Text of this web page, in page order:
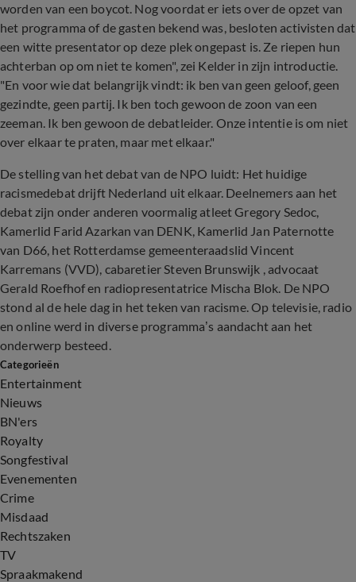
worden van een boycot. Nog voordat er iets over de opzet van
het programma of de gasten bekend was, besloten activisten dat
een witte presentator op deze plek ongepast is. Ze riepen hun
achterban op om niet te komen", zei Kelder in zijn introductie.
"En voor wie dat belangrijk vindt: ik ben van geen geloof, geen
gezindte, geen partij. Ik ben toch gewoon de zoon van een
zeeman. Ik ben gewoon de debatleider. Onze intentie is om niet
over elkaar te praten, maar met elkaar."
De stelling van het debat van de NPO luidt: Het huidige
racismedebat drijft Nederland uit elkaar. Deelnemers aan het
debat zijn onder anderen voormalig atleet Gregory Sedoc,
Kamerlid Farid Azarkan van DENK, Kamerlid Jan Paternotte
van D66, het Rotterdamse gemeenteraadslid Vincent
Karremans (VVD), cabaretier Steven Brunswijk , advocaat
Gerald Roefhof en radiopresentatrice Mischa Blok. De NPO
stond al de hele dag in het teken van racisme. Op televisie, radio
en online werd in diverse programma’s aandacht aan het
onderwerp besteed.
Categorieën
Entertainment
Nieuws
BN'ers
Royalty
Songfestival
Evenementen
Crime
Misdaad
Rechtszaken
TV
Spraakmakend